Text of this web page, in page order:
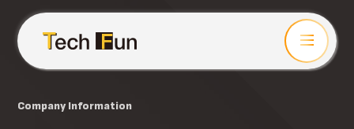
Company Information